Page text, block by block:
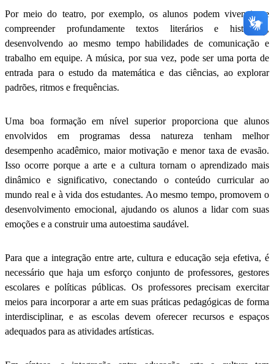
Por meio do teatro, por exemplo, os alunos podem vivenciar e
compreender profundamente textos literários e históricos,
desenvolvendo ao mesmo tempo habilidades de comunicação e
trabalho em equipe. A música, por sua vez, pode ser uma porta de
entrada para o estudo da matemática e das ciências, ao explorar
padrões, ritmos e frequências.
Uma boa formação em nível superior proporciona que alunos
envolvidos em programas dessa natureza tenham melhor
desempenho acadêmico, maior motivação e menor taxa de evasão.
Isso ocorre porque a arte e a cultura tornam o aprendizado mais
dinâmico e significativo, conectando o conteúdo curricular ao
mundo real e à vida dos estudantes. Ao mesmo tempo, promovem o
desenvolvimento emocional, ajudando os alunos a lidar com suas
emoções e a construir uma autoestima saudável.
Para que a integração entre arte, cultura e educação seja efetiva, é
necessário que haja um esforço conjunto de professores, gestores
escolares e políticas públicas. Os professores precisam exercitar
meios para incorporar a arte em suas práticas pedagógicas de forma
interdisciplinar, e as escolas devem oferecer recursos e espaços
adequados para as atividades artísticas.